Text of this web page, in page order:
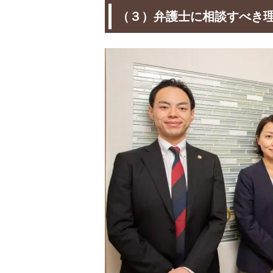
（３）弁護士に相談すべき